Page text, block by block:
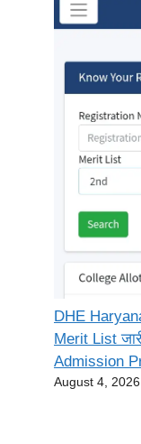
DHE
Merit List
Admission
August 4, 2026